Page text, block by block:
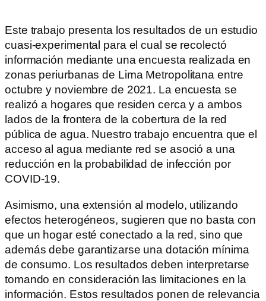
Este trabajo presenta los resultados de un estudio
cuasi-experimental para el cual se recolectó
información mediante una encuesta realizada en
zonas periurbanas de Lima Metropolitana entre
octubre y noviembre de 2021. La encuesta se
realizó a hogares que residen cerca y a ambos
lados de la frontera de la cobertura de la red
pública de agua. Nuestro trabajo encuentra que el
acceso al agua mediante red se asoció a una
reducción en la probabilidad de infección por
COVID-19.
Asimismo, una extensión al modelo, utilizando
efectos heterogéneos, sugieren que no basta con
que un hogar esté conectado a la red, sino que
además debe garantizarse una dotación mínima
de consumo. Los resultados deben interpretarse
tomando en consideración las limitaciones en la
información. Estos resultados ponen de relevancia